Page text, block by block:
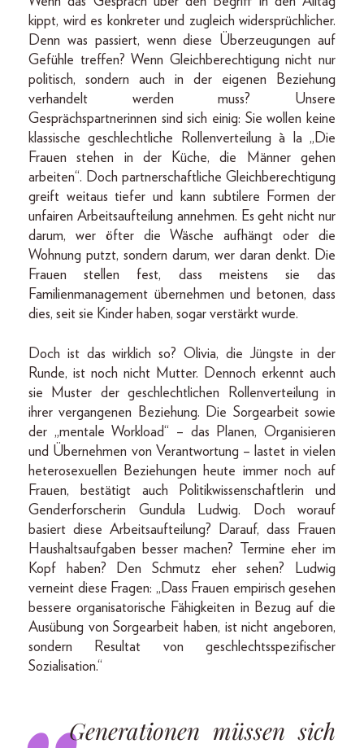
kippt, wird es konkreter und zugleich widersprüchlicher.
Denn was passiert, wenn diese Überzeugungen auf
Gefühle treffen? Wenn Gleichberechtigung nicht nur
politisch, sondern auch in der eigenen Beziehung
verhandelt werden muss? Unsere
Gesprächspartnerinnen sind sich einig: Sie wollen keine
klassische geschlechtliche Rollenverteilung à la „Die
Frauen stehen in der Küche, die Männer gehen
arbeiten“. Doch partnerschaftliche Gleichberechtigung
greift weitaus tiefer und kann subtilere Formen der
unfairen Arbeitsaufteilung annehmen. Es geht nicht nur
darum, wer öfter die Wäsche aufhängt oder die
Wohnung putzt, sondern darum, wer daran denkt. Die
Frauen stellen fest, dass meistens sie das
Familienmanagement übernehmen und betonen, dass
dies, seit sie Kinder haben, sogar verstärkt wurde.
Doch ist das wirklich so? Olivia, die Jüngste in der
Runde, ist noch nicht Mutter. Dennoch erkennt auch
sie Muster der geschlechtlichen Rollenverteilung in
ihrer vergangenen Beziehung. Die Sorgearbeit sowie
der „mentale Workload“ – das Planen, Organisieren
und Übernehmen von Verantwortung – lastet in vielen
heterosexuellen Beziehungen heute immer noch auf
Frauen, bestätigt auch Politikwissenschaftlerin und
Genderforscherin Gundula Ludwig. Doch worauf
basiert diese Arbeitsaufteilung? Darauf, dass Frauen
Haushaltsaufgaben besser machen? Termine eher im
Kopf haben? Den Schmutz eher sehen? Ludwig
verneint diese Fragen: „Dass Frauen empirisch gesehen
bessere organisatorische Fähigkeiten in Bezug auf die
Ausübung von Sorgearbeit haben, ist nicht angeboren,
sondern Resultat von geschlechtsspezifischer
Sozialisation.“
Generationen müssen sich